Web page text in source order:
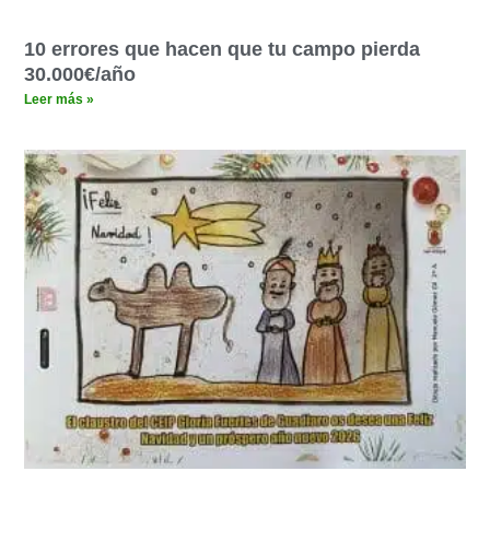
10 errores que hacen que tu campo pierda
30.000€/año
Leer más »